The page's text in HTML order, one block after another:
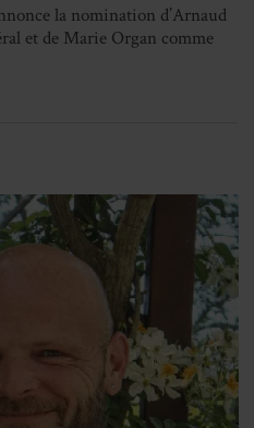
la nomination d’Arnaud
et de Marie Organ comme